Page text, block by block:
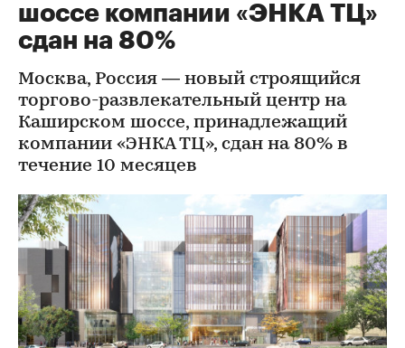
шоссе компании «ЭНКА ТЦ»
сдан на 80%
Москва, Россия — новый строящийся
торгово-развлекательный центр на
Каширском шоссе, принадлежащий
компании «ЭНКА ТЦ», сдан на 80% в
течение 10 месяцев